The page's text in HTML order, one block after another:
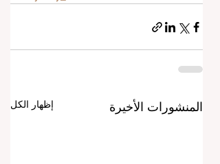
المنشورات الأخيرة إظهار الكل